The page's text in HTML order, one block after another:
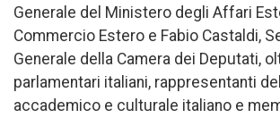
Generale del Ministero degli Affari
Commercio Estero e Fabio Castaldi,
Generale della Camera dei Deputati,
parlamentari italiani, rappresentanti
accademico e culturale italiano e